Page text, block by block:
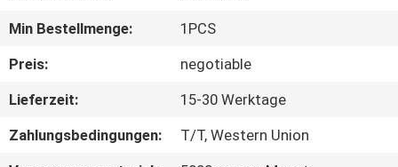
QUALITÄTSKONTROLLE
TRETEN
SIE
Min Bestellmenge:
1PCS
Preis:
negotiable
Lieferzeit:
15-30 Werktage
Zahlungsbedingungen:
T/T, Western Union